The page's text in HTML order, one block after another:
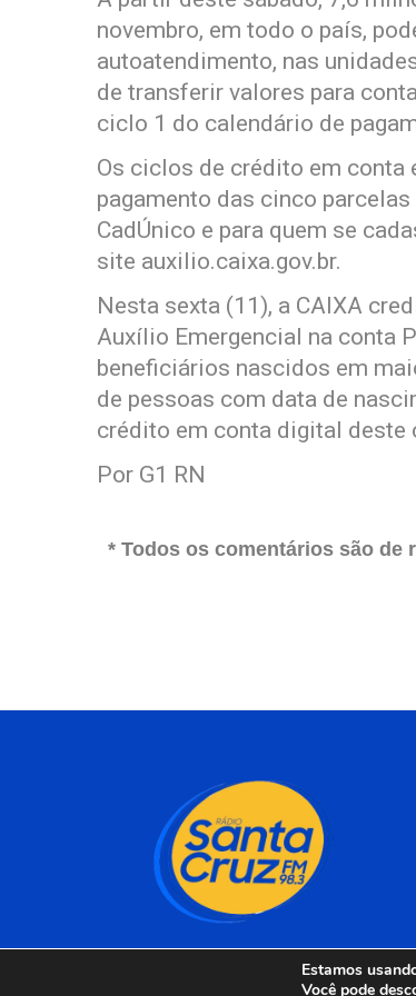
novembro, em todo o país,
autoatendimento, nas
de transferir valores para
ciclo 1 do calendário de
Os ciclos de crédito em conta
pagamento das cinco
CadÚnico e para quem se
site auxilio.caixa.gov.br.
Nesta sexta (11), a CAIXA
Auxílio Emergencial na conta
beneficiários nascidos em
de pessoas com data de
crédito em conta digital deste
Por G1 RN
* Todos os comentários são de
Estamos
Você pode